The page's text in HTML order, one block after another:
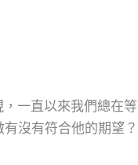
一直以來我們總在
沒有符合他的期望